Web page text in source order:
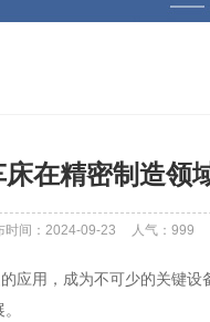
在精密制造领
时间：2024-09-23 人气： 999
用，成为不可少的关键设